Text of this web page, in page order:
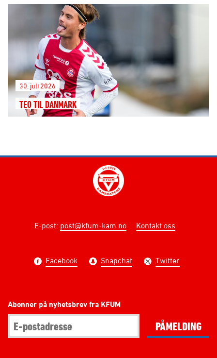
30. juli 2026
TEO TIL DANMARK
E-post: post@kfum-kam.no Kontakt oss
Facebook Snapchat Twitter
Abonner på nyhetsbrev fra KFUM
PÅMELDING